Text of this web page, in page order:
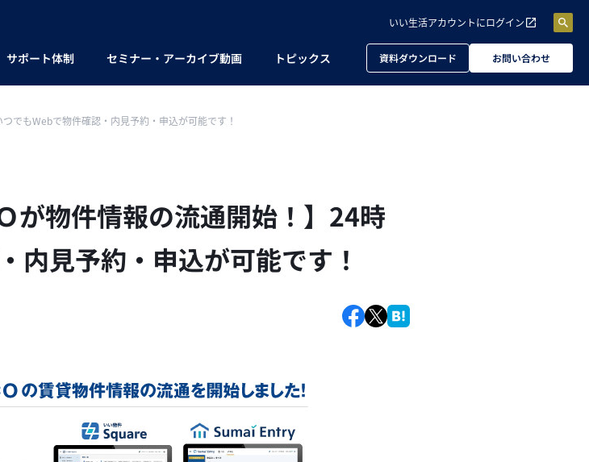
いい生活アカウントにログイン
サポート体制 セミナー・アーカイブ動画 トピックス 資料ダウンロード お問い合わせ
でもWebで物件確認・内見予約・申込が可能です！
が物件情報の流通開始！】24時
内見予約・申込が可能です！